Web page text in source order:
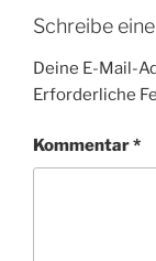
Schreibe
Deine E-Mail-
Erforderliche
Kommentar*